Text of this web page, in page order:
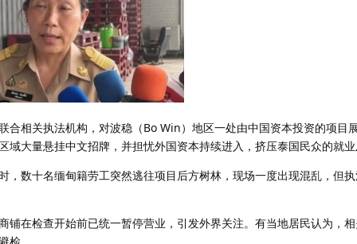
合相关执法机构，对波稳（Bo Win）地区一处由中国资本投资的项目
域大量悬挂中文招牌，并担忧外国资本持续进入，挤压泰国民众的就
，数十名缅甸籍劳工突然逃往项目后方树林，现场一度出现混乱，但
铺在检查开始前已统一暂停营业，引发外界关注。有当地居民认为，